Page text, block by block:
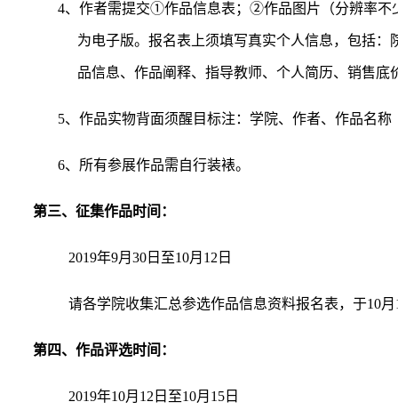
4、作者需提交①作品信息表；②作品图片（分辨率不
为电子版。报名表上须填写真实个人信息，包括
品信息、作品阐释、指导教师、个人简历、销售底
5、作品实物背面须醒目标注：学院、作者、作品名
6、所有参展作品需自行装裱。
第三、征集作品时间：
2019年9月 30日至10月 12日
请各学院收集汇总参选作品信息资料报名表，于10月
第四、作品评选时间：
2019年10月 12日至10月 15日